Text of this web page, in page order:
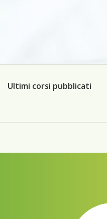
Ultimi corsi pubblicati